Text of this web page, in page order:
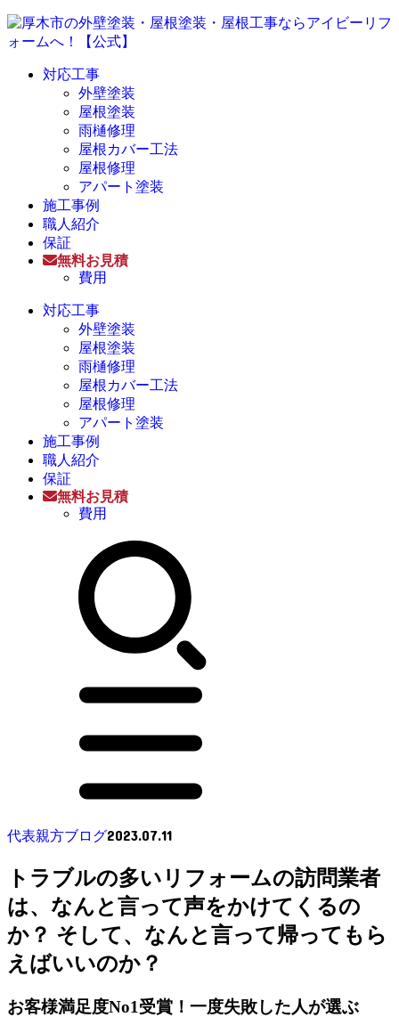
対応工事
外壁塗装
屋根塗装
雨樋修理
屋根カバー工法
屋根修理
アパート塗装
施工事例
職人紹介
保証
無料お見積
費用
対応工事
外壁塗装
屋根塗装
雨樋修理
屋根カバー工法
屋根修理
アパート塗装
施工事例
職人紹介
保証
無料お見積
費用
代表親方ブログ2023.07.11
トラブルの多いリフォームの訪問業者
は、なんと言って声をかけてくるの
か？ そして、なんと言って帰ってもら
えばいいのか？
お客様満足度No1受賞！一度失敗した人が選ぶ